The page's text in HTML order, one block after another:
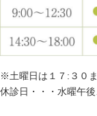
※土曜日は１７:３０
休診日・・・水曜午